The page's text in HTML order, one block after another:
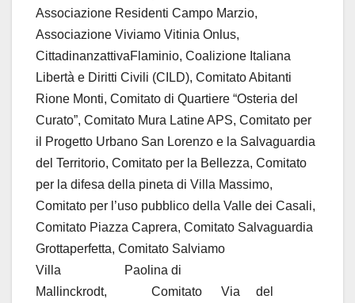
Associazione Residenti Campo Marzio,
Associazione Viviamo Vitinia Onlus,
CittadinanzattivaFlaminio, Coalizione Italiana
Libertà e Diritti Civili (CILD), Comitato Abitanti
Rione Monti, Comitato di Quartiere “Osteria del
Curato”, Comitato Mura Latine APS, Comitato per
il Progetto Urbano San Lorenzo e la Salvaguardia
del Territorio, Comitato per la Bellezza, Comitato
per la difesa della pineta di Villa Massimo,
Comitato per l’uso pubblico della Valle dei Casali,
Comitato Piazza Caprera, Comitato Salvaguardia
Grottaperfetta, Comitato Salviamo
Villa Paolina di
Mallinckrodt, Comitato Via del